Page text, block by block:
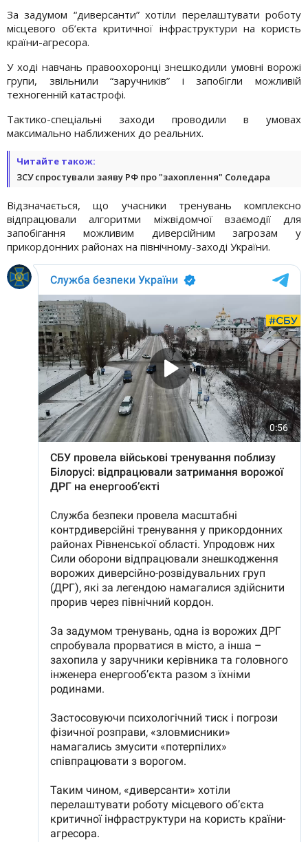
За задумом “диверсанти” хотіли перелаштувати роботу
місцевого об’єкта критичної інфраструктури на користь
країни-агресора.
У ході навчань правоохоронці знешкодили умовні ворожі
групи, звільнили “заручників” і запобігли можливій
техногенній катастрофі.
Тактико-спеціальні заходи проводили в умовах
максимально наближених до реальних.
Читайте також:
ЗСУ спростували заяву РФ про "захоплення" Соледара
Відзначається, що учасники тренувань комплексно
відпрацювали алгоритми міжвідомчої взаємодії для
запобігання можливим диверсійним загрозам у
прикордонних районах на північному-заході України.